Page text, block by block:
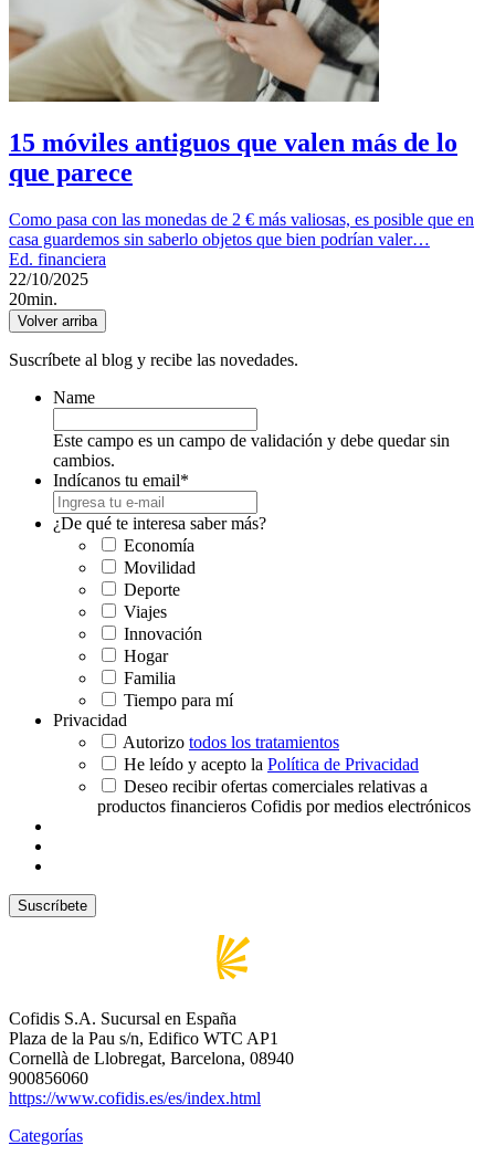
15 móviles antiguos que valen más de lo
que parece
Como pasa con las monedas de 2 € más valiosas, es posible que en
casa guardemos sin saberlo objetos que bien podrían valer…
Ed. financiera
22/10/2025
20min.
Volver arriba
Suscríbete al blog y recibe las novedades.
Name
Este campo es un campo de validación y debe quedar sin
cambios.
Indícanos tu email*
¿De qué te interesa saber más?
Economía
Movilidad
Deporte
Viajes
Innovación
Hogar
Familia
Tiempo para mí
Privacidad
Autorizo todos los tratamientos
He leído y acepto la Política de Privacidad
Deseo recibir ofertas comerciales relativas a
productos financieros Cofidis por medios electrónicos
Cofidis S.A. Sucursal en España
Plaza de la Pau s/n, Edifico WTC AP1
Cornellà de Llobregat, Barcelona, 08940
900856060
https://www.cofidis.es/es/index.html
Categorías